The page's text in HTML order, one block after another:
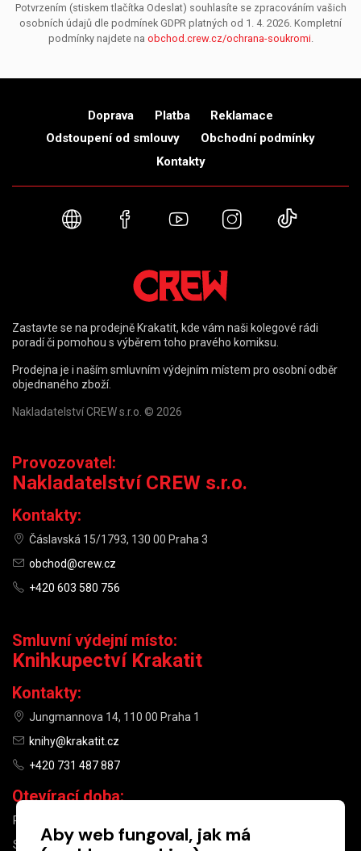
Potvrzením (stiskem tlačítka Odeslat) souhlasíte se zpracováním vašich
osobních údajů dle podmínek GDPR platných od 1. 4. 2026. Kompletní
podmínky najdete na obchod.crew.cz/ochrana-soukromi.
Doprava Platba
Reklamace
Odstoupení od smlouvy
Obchodní podmínky
Kontakty
Webové stránky
FacebookYouTubeInstagram
Zastavte se na prodejně Krakatit, kde vám naši kolegové rádi
poradí či pomohou s výběrem toho pravého komiksu.
Prodejna je i naším smluvním výdejním místem pro osobní odběr
objednaného zboží.
Nakladatelství CREW s.r.o. © 2026
Provozovatel:
Nakladatelství CREW s.r.o.
Kontakty:
Čáslavská 15/1793, 130 00 Praha 3
obchod@crew.cz
+420 603 580 756
Smluvní výdejní místo:
Knihkupectví Krakatit
Kontakty:
Jungmannova 14, 110 00 Praha 1
knihy@krakatit.cz
+420 731 487 887
Otevírací doba:
PO–PÁ
SO
10:00–13:00
Aby web fungoval, jak má